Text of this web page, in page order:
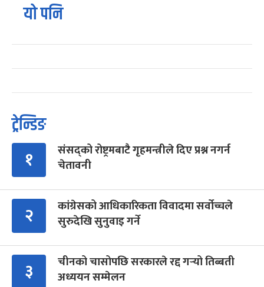
यो पनि
ट्रेन्डिङ
१
संसद्को रोष्ट्रमबाटै गृहमन्त्रीले दिए प्रश्न नगर्न
चेतावनी
२
कांग्रेसको आधिकारिकता विवादमा सर्वोच्चले
सुरुदेखि सुनुवाइ गर्ने
३
चीनको चासोपछि सरकारले रद्द गर्‍यो तिब्बती
अध्ययन सम्मेलन